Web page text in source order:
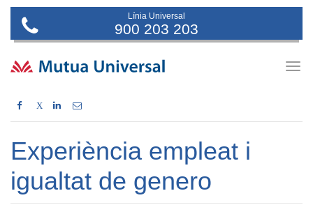
Línia Universal
900 203 203
X
Experiència empleat i
igualtat de genero